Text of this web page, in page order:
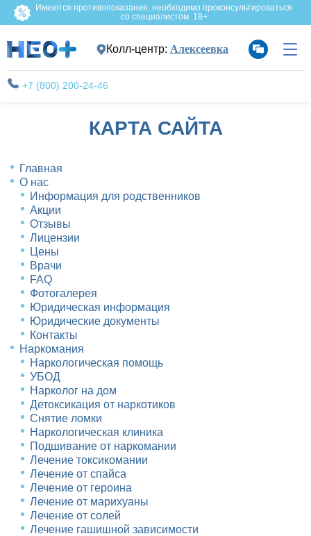
Имеются противопоказания, необходимо проконсультироваться
со специалистом. 18+
Колл-центр: Алексеевка
+7 (800) 200-24-46
КАРТА САЙТА
Главная
О нас
Информация для родственников
Акции
Отзывы
Лицензии
Цены
Врачи
FAQ
Фотогалерея
Юридическая информация
Юридические документы
Контакты
Наркомания
Наркологическая помощь
УБОД
Нарколог на дом
Детоксикация от наркотиков
Снятие ломки
Наркологическая клиника
Подшивание от наркомании
Лечение токсикомании
Лечение от спайса
Лечение от героина
Лечение от марихуаны
Лечение от солей
Лечение гашишной зависимости